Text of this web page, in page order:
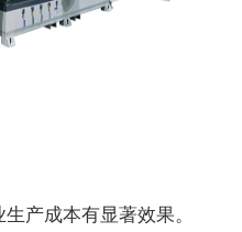
成本有显著效果。